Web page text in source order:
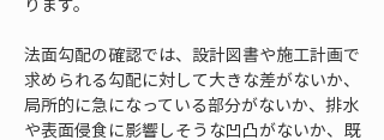
法面勾配の確認では、設計図書や施工計画で
求められる勾配に対して大きな差がないか、
局所的に急になっている部分がないか、排水
や表面侵食に影響しそうな凹凸がないか、既